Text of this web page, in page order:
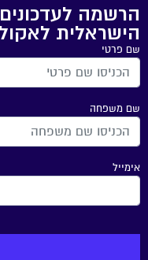
הרשמה
הישראלית
שם פרטי
שם משפחה
אימייל